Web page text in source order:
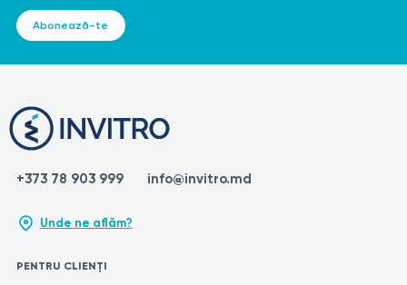
Abonează-te
+373 78 903 999 info@invitro.md
Unde ne aflăm?
PENTRU CLIENȚI